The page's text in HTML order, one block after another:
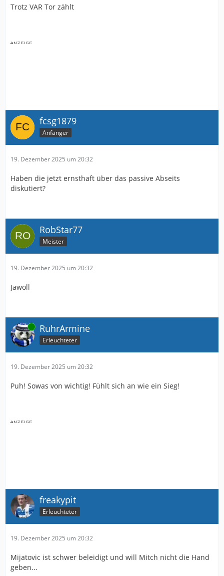
Trotz VAR Tor zählt
fcsg1879
Anfänger
19. Dezember 2025 um 20:32
Haben die jetzt ernsthaft über das passive Abseits
diskutiert?
RobStar77
Meister
19. Dezember 2025 um 20:32
Jawoll
Online RuhrArmine
Erleuchteter
19. Dezember 2025 um 20:32
Puh! Sowas von wichtig! Fühlt sich an wie ein Sieg!
freakypit
Erleuchteter
19. Dezember 2025 um 20:32
Mijatovic ist schwer beleidigt und will Mitch nicht die Hand
geben...